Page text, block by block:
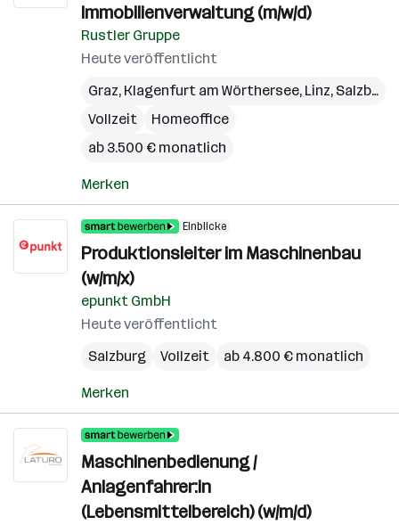
Immobilienverwaltung (m/w/d)
Rustler Gruppe
Heute veröffentlicht
Graz, Klagenfurt am Wörthersee, Linz, Salzburg
Vollzeit
Homeoffice
ab 3.500 € monatlich
Merken
Einblicke
Produktionsleiter im Maschinenbau
(w/m/x)
epunkt GmbH
Heute veröffentlicht
Salzburg
Vollzeit ab 4.800 € monatlich
Merken
Maschinenbedienung /
Anlagenfahrer:in
(Lebensmittelbereich) (w/m/d)